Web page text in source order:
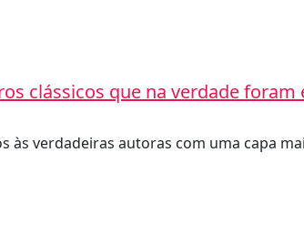
clássicos que na verdade
às verdadeiras autoras com uma capa